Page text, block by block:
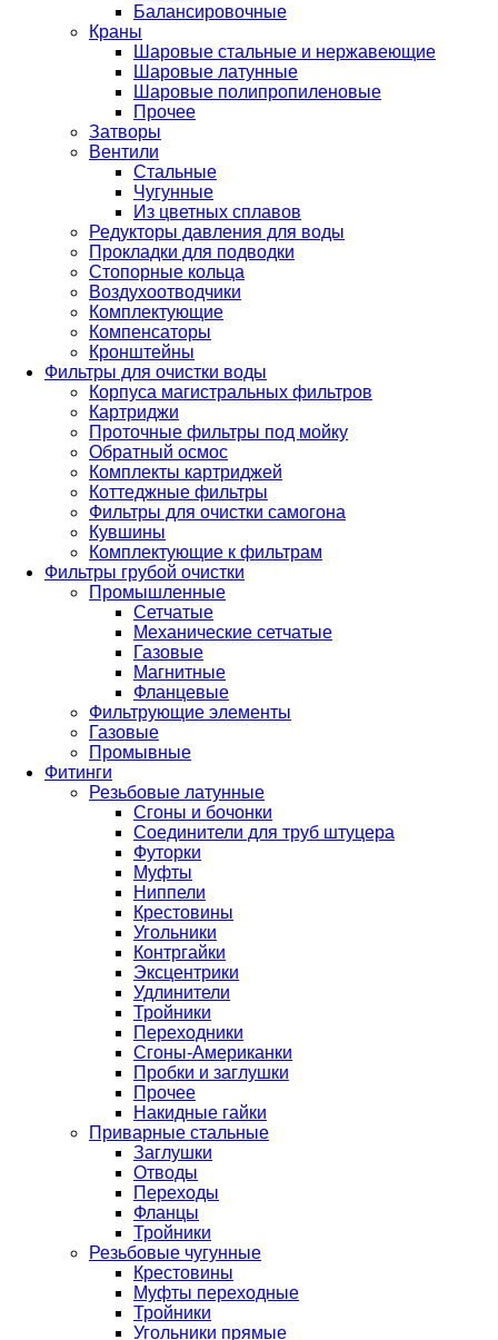
Балансировочные
Краны
Шаровые стальные и нержавеющие
Шаровые латунные
Шаровые полипропиленовые
Прочее
Затворы
Вентили
Стальные
Чугунные
Из цветных сплавов
Редукторы давления для воды
Прокладки для подводки
Стопорные кольца
Воздухоотводчики
Комплектующие
Компенсаторы
Кронштейны
Фильтры для очистки воды
Корпуса магистральных фильтров
Картриджи
Проточные фильтры под мойку
Обратный осмос
Комплекты картриджей
Коттеджные фильтры
Фильтры для очистки самогона
Кувшины
Комплектующие к фильтрам
Фильтры грубой очистки
Промышленные
Сетчатые
Механические сетчатые
Газовые
Магнитные
Фланцевые
Фильтрующие элементы
Газовые
Промывные
Фитинги
Резьбовые латунные
Сгоны и бочонки
Соединители для труб штуцера
Футорки
Муфты
Ниппели
Крестовины
Угольники
Контргайки
Эксцентрики
Удлинители
Тройники
Переходники
Сгоны-Американки
Пробки и заглушки
Прочее
Накидные гайки
Приварные стальные
Заглушки
Отводы
Переходы
Фланцы
Тройники
Резьбовые чугунные
Крестовины
Муфты переходные
Тройники
Угольники прямые